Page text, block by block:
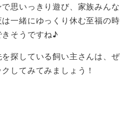
思いっきり遊び、家族みんな
一緒にゆっくり休む至福の時
そうですね♪
探している飼い主さんは、ぜ
してみてみましょう！